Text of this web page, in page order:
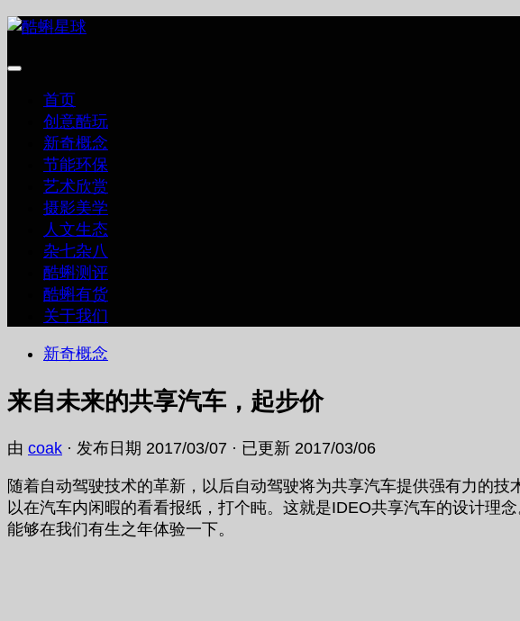
跳
内
首页
创意酷玩
新奇概念
节能环保
艺术欣赏
摄影美学
人文生态
杂七杂八
酷蝌测评
酷蝌有货
关于我们
新奇概念
来自未来的共享汽车，起步价
由 coak · 发布日期 2017/03/07 · 已更新 2017/03/06
随着自动驾驶技术的革新，以后自动驾驶将为共享汽车提供强有力的
以在汽车内闲暇的看看报纸，打个盹。这就是IDEO共享汽车的设计理
能够在我们有生之年体验一下。